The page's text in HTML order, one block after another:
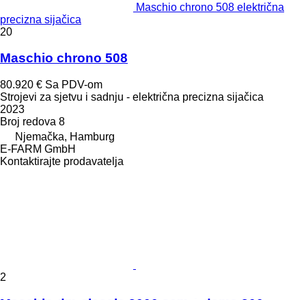
Maschio chrono 508 električna
precizna sijačica
20
Maschio chrono 508
80.920 € Sa PDV-om
Strojevi za sjetvu i sadnju - električna precizna sijačica
2023
Broj redova 8
Njemačka, Hamburg
E-FARM GmbH
Kontaktirajte prodavatelja
2